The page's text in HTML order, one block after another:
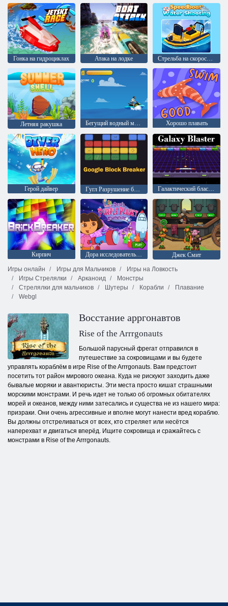
Гонка на гидроциклах Атака на лодке Стрельба на скоростном катере
Летняя ракушка Бегущий водный мотоцикл Хорошо плавать
Герой дайвер Гугл Разрушение блоков Галактический бластер
Кирпич Дора исследовательница: Приключения Доры на фиолетовой планете
Джек Смит
Игры онлайн
Игры для Мальчиков
Игры на Ловкость
Игры Стрелялки
Арканоид
Монстры
Стрелялки для мальчиков
Шутеры Корабли
Плавание
Webgl
Восстание арргонавтов
Rise of the Arrrgonauts
Большой парусный фрегат отправился в
путешествие за сокровищами и вы будете
управлять кораблём в игре Rise of the Arrrgonauts. Вам предстоит
посетить тот район мирового океана. Куда не рискуют заходить даже
бывалые моряки и авантюристы. Эти места просто кишат страшными
морскими монстрами. И речь идет не только об огромных обитателях
морей и океанов, между ними затесались и существа не из нашего мира:
призраки. Они очень агрессивные и вполне могут нанести вред кораблю.
Вы должны отстреливаться от всех, кто стреляет или несётся
наперехват и двигаться вперёд. Ищите сокровища и сражайтесь с
монстрами в Rise of the Arrrgonauts.